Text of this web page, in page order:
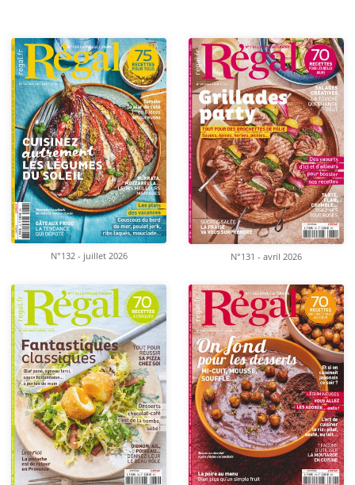
N°132 - juillet 2026 N°131 - avril 2026